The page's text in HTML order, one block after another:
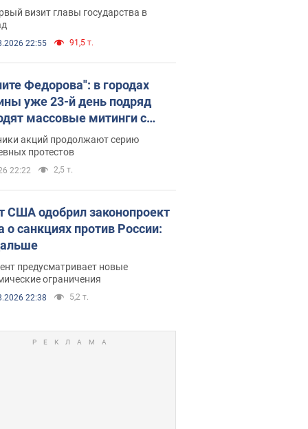
визит главы государства в
22:55 91,5 т.
Федорова": в городах
уже 23-й день подряд
массовые митинги с
Фото и видео
акций продолжают серию
протестов
22:22 2,5 т.
США одобрил законопроект
о санкциях против России:
предусматривает новые
ограничения
22:38 5,2 т.